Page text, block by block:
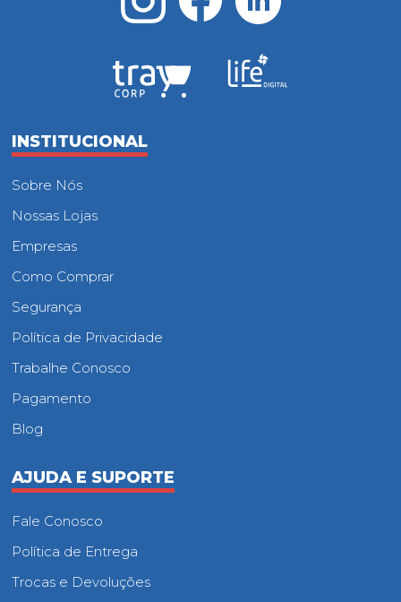
INSTITUCIONAL
Sobre Nós
Nossas Lojas
Empresas
Como Comprar
Segurança
Política de Privacidade
Trabalhe Conosco
Pagamento
Blog
AJUDA E SUPORTE
Fale Conosco
Política de Entrega
Trocas e Devoluções